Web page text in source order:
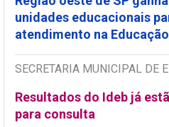
unidades educacionais
atendimento na
SECRETARIA MUNICIPAL DE
Resultados do Ideb já
para consulta